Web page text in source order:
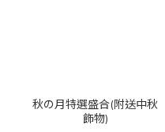
秋の月特選盛合(附送中秋
飾物)